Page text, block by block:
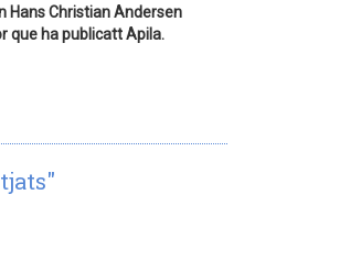
Hans Christian Andersen
que ha publicatt Apila.